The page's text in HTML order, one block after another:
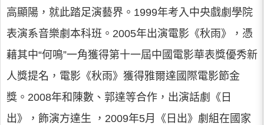
高顯陽，就此踏足演藝界。1999年考入中央戲劇學院
表演系音樂劇本科班。2005年出演電影《秋雨》，憑
藉其中“何鳴”一角獲得第十一屆中國電影華表獎優秀新
人獎提名，電影《秋雨》獲得雅爾達國際電影節金
獎。2008年和陳數、郭達等合作，出演話劇《日
出》，飾演方達生 ，2009年5月《日出》劇組在國家